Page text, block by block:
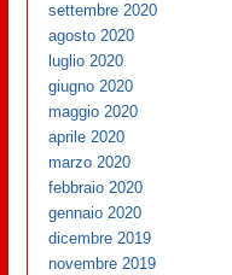
settembre 2020
agosto 2020
luglio 2020
giugno 2020
maggio 2020
aprile 2020
marzo 2020
febbraio 2020
gennaio 2020
dicembre 2019
novembre 2019